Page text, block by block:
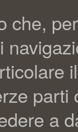
che,
parti
a